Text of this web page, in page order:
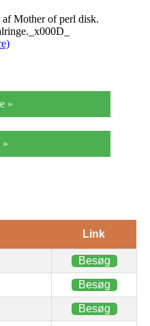
Mother of perl disk.
»
»
Link
Besøg
Besøg
Besøg